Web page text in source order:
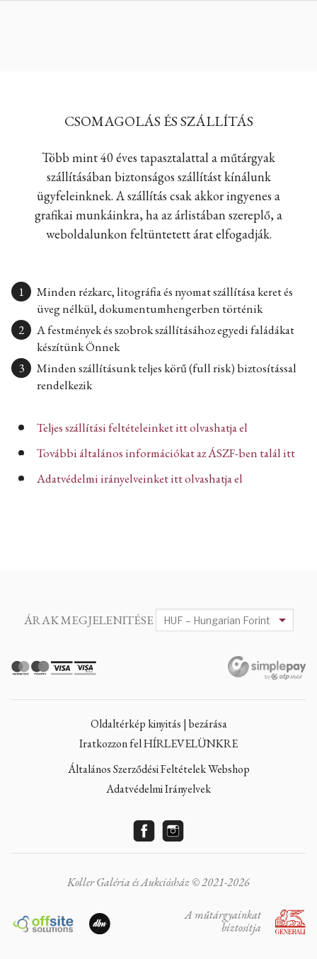
CSOMAGOLÁS ÉS SZÁLLÍTÁS
Több mint 40 éves tapasztalattal a műtárgyak
szállításában biztonságos szállítást kínálunk
ügyfeleinknek. A szállítás csak akkor ingyenes a
grafikai munkáinkra, ha az árlistában szereplő, a
weboldalunkon feltüntetett árat elfogadják.
Minden rézkarc, litográfia és nyomat szállítása keret és
üveg nélkül, dokumentumhengerben történik
A festmények és szobrok szállításához egyedi faládákat
készítünk Önnek
Minden szállításunk teljes körű (full risk) biztosítással
rendelkezik
Teljes szállítási feltételeinket itt olvashatja el
További általános információkat az ÁSZF-ben talál itt
Adatvédelmi irányelveinket itt olvashatja el
ÁRAK MEGJELENITÉSE
Oldaltérkép kinyitás | bezárása
Iratkozzon fel HÍRLEVELÜNKRE
Általános Szerződési Feltételek Webshop
Adatvédelmi Irányelvek
Koller Galéria és Aukciósház © 2021-2026
A műtárgyainkat
biztosítja